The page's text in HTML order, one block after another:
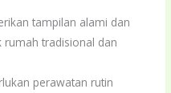
tampilan alami dan
rumah tradisional dan
perawatan rutin